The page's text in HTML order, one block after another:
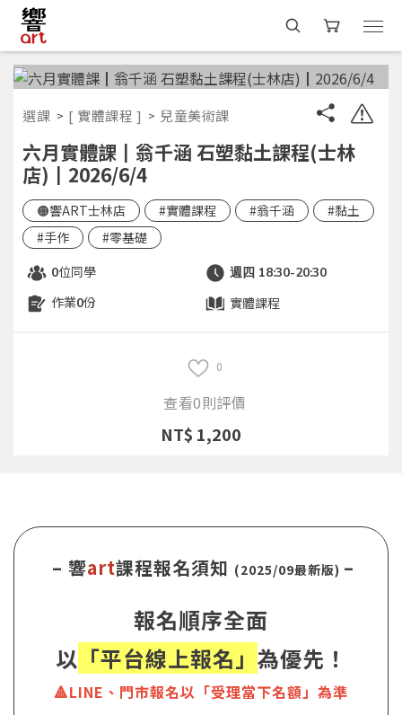
選課 [ 實體課程 ] 兒童美術課
六月實體課┃翁千涵 石塑黏土課程(士林
店)┃2026/6/4
🟠響ART士林店 #實體課程 #翁千涵
#黏土
#手作
#零基礎
0位同學 週四 18:30-20:30
作業0份 實體課程
0
查看0則評價
NT$ 1,200
– 響art課程報名須知 (2025/09最新版) –
報名順序全面
以 「平台線上報名」 為優先！
🔺LINE、門市報名以「受理當下名額」為準